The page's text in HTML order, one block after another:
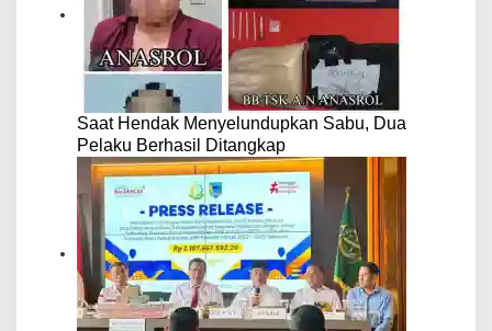
Saat Hendak Menyelundupkan Sabu, Dua
Pelaku Berhasil Ditangkap